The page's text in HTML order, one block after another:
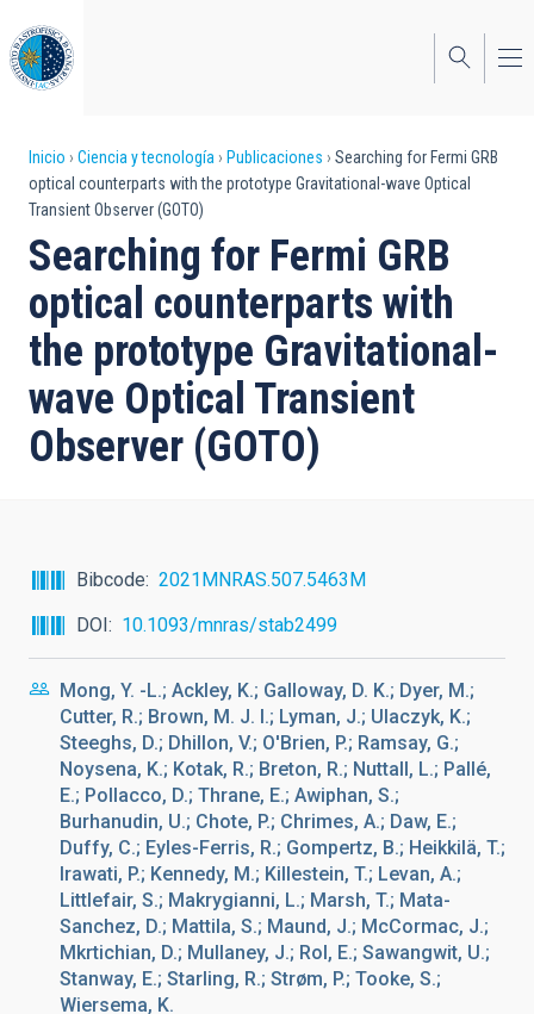
al
contenido
principal
Sobrescribir
enlaces
de
ayuda
a
la
navegación
Inicio Ciencia y tecnología Publicaciones
Searching for Fermi GRB
optical counterparts with the prototype Gravitational-wave Optical
Transient Observer (GOTO)
Searching for Fermi GRB
optical counterparts with
the prototype Gravitational-
wave Optical Transient
Observer (GOTO)
Bibcode
2021MNRAS.507.5463M
DOI
10.1093/mnras/stab2499
Mong, Y. -L.; Ackley, K.; Galloway, D. K.; Dyer, M.;
Cutter, R.; Brown, M. J. I.; Lyman, J.; Ulaczyk, K.;
Steeghs, D.; Dhillon, V.; O'Brien, P.; Ramsay, G.;
Noysena, K.; Kotak, R.; Breton, R.; Nuttall, L.; Pallé,
E.; Pollacco, D.; Thrane, E.; Awiphan, S.;
Burhanudin, U.; Chote, P.; Chrimes, A.; Daw, E.;
Duffy, C.; Eyles-Ferris, R.; Gompertz, B.; Heikkilä, T.;
Irawati, P.; Kennedy, M.; Killestein, T.; Levan, A.;
Littlefair, S.; Makrygianni, L.; Marsh, T.; Mata-
Sanchez, D.; Mattila, S.; Maund, J.; McCormac, J.;
Mkrtichian, D.; Mullaney, J.; Rol, E.; Sawangwit, U.;
Stanway, E.; Starling, R.; Strøm, P.; Tooke, S.;
Wiersema, K.